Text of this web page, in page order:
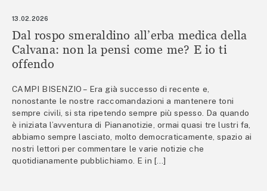
13.02.2026
Dal rospo smeraldino all’erba medica della
Calvana: non la pensi come me? E io ti
offendo
CAMPI BISENZIO – Era già successo di recente e,
nonostante le nostre raccomandazioni a mantenere toni
sempre civili, si sta ripetendo sempre più spesso. Da quando
è iniziata l’avventura di Piananotizie, ormai quasi tre lustri fa,
abbiamo sempre lasciato, molto democraticamente, spazio ai
nostri lettori per commentare le varie notizie che
quotidianamente pubblichiamo. E in […]